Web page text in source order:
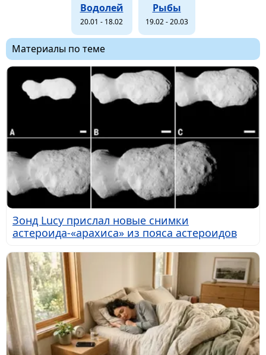
Водолей
20.01 - 18.02
Рыбы
19.02 - 20.03
Материалы по теме
Зонд Lucy прислал новые снимки
астероида-«арахиса» из пояса астероидов